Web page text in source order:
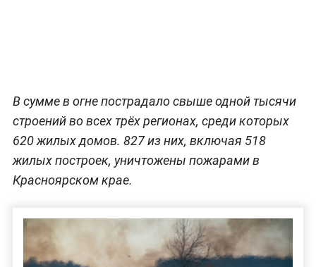
В сумме в огне пострадало свыше одной тысячи
строений во всех трёх регионах, среди которых
620 жилых домов. 827 из них, включая 518
жилых построек, уничтожены пожарами в
Красноярском крае.